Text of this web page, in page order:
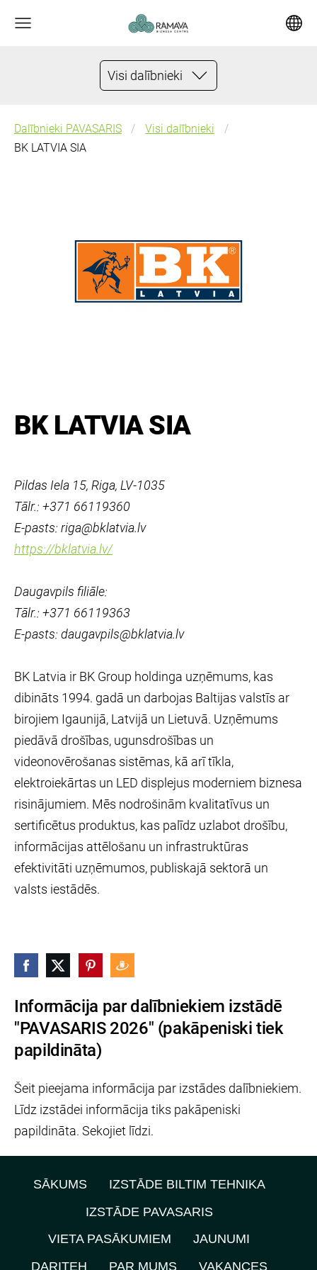
Visi dalībnieki
Informācija par dalībniekiem izstādē
"PAVASARIS 2026" (pakāpeniski tiek
papildināta)
Šeit pieejama informācija par izstādes dalībniekiem.
Līdz izstādei informācija tiks pakāpeniski
papildināta. Sekojiet līdzi.
Dalībnieki PAVASARIS
Visi dalībnieki
BK LATVIA SIA
BK LATVIA SIA
Pildas Iela 15, Riga, LV-1035
Tālr.: +371 66119360
E-pasts: riga@bklatvia.lv
https://bklatvia.lv/
Daugavpils filiāle:
Tālr.: +371 66119363
E-pasts: daugavpils@bklatvia.lv
BK Latvia ir BK Group holdinga uzņēmums, kas
dibināts 1994. gadā un darbojas Baltijas valstīs ar
birojiem Igaunijā, Latvijā un Lietuvā. Uzņēmums
piedāvā drošības, ugunsdrošības un
videonovērošanas sistēmas, kā arī tīkla,
elektroiekārtas un LED displejus moderniem biznesa
risinājumiem. Mēs nodrošinām kvalitatīvus un
sertificētus produktus, kas palīdz uzlabot drošību,
informācijas attēlošanu un infrastruktūras
efektivitāti uzņēmumos, publiskajā sektorā un
valsts iestādēs.
SĀKUMS
IZSTĀDE BILTIM TEHNIKA
IZSTĀDE PAVASARIS
VIETA PASĀKUMIEM
JAUNUMI
DARITEH
PAR MUMS VAKANCES